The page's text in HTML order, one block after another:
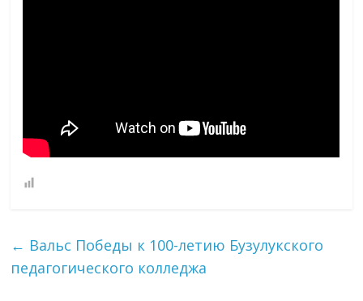
← Вальс Победы к 100-летию Бузулукского
педагогического колледжа